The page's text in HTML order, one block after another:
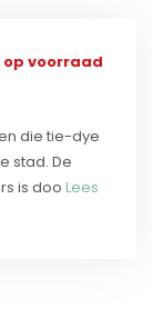
op voorraad
die tie-dye
stad. De
is doo Lees